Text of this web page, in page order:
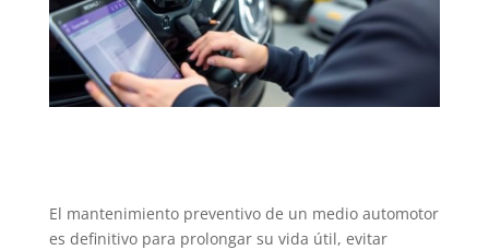
El mantenimiento preventivo de un medio automotor
es definitivo para prolongar su vida útil, evitar